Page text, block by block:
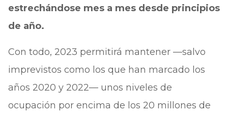
estrechándose mes a mes desde principios
de año.
Con todo, 2023 permitirá mantener —salvo
imprevistos como los que han marcado los
años 2020 y 2022— unos niveles de
ocupación por encima de los 20 millones de